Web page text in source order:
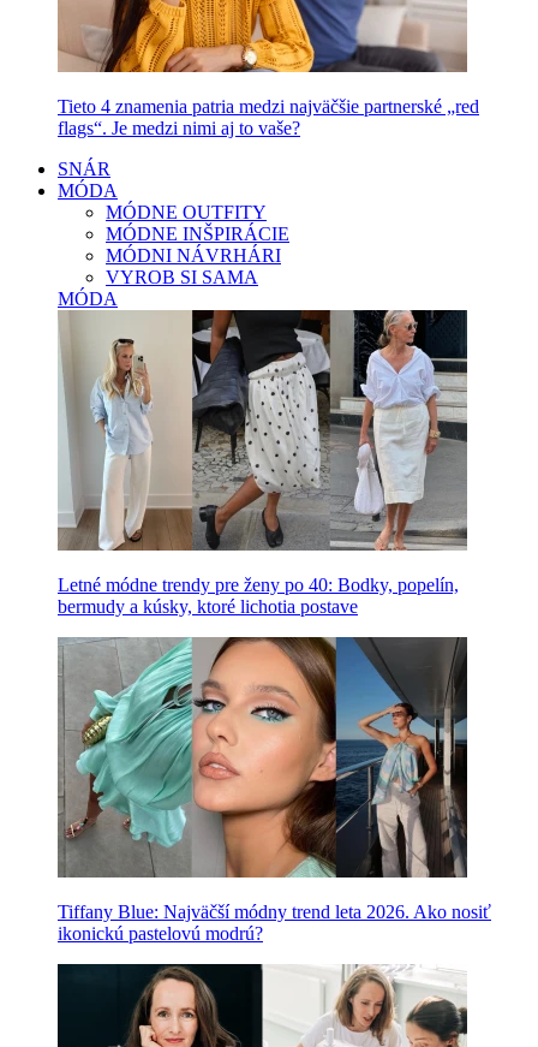
Tieto 4 znamenia patria medzi najväčšie partnerské „red
flags“. Je medzi nimi aj to vaše?
SNÁR
MÓDA
MÓDNE OUTFITY
MÓDNE INŠPIRÁCIE
MÓDNI NÁVRHÁRI
VYROB SI SAMA
MÓDA
Letné módne trendy pre ženy po 40: Bodky, popelín,
bermudy a kúsky, ktoré lichotia postave
Tiffany Blue: Najväčší módny trend leta 2026. Ako nosiť
ikonickú pastelovú modrú?